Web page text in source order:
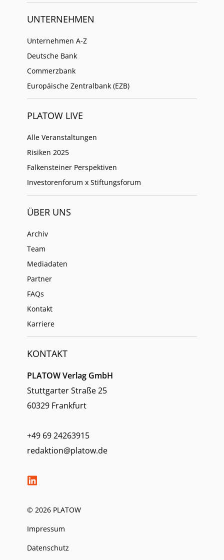
UNTERNEHMEN
Unternehmen A-Z
Deutsche Bank
Commerzbank
Europäische Zentralbank (EZB)
PLATOW LIVE
Alle Veranstaltungen
Risiken 2025
Falkensteiner Perspektiven
Investorenforum x Stiftungsforum
ÜBER UNS
Archiv
Team
Mediadaten
Partner
FAQs
Kontakt
Karriere
KONTAKT
PLATOW Verlag GmbH
Stuttgarter Straße 25
60329 Frankfurt
+49 69 24263915
redaktion@platow.de
© 2026 PLATOW
Impressum
Datenschutz